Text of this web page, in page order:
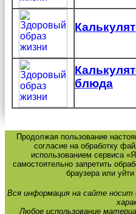
блюда
Продолжая пользование
согласие на обработку
использованием сервиса
самостоятельно запретить
браузера или
Вся информация на сайте носит
Любое использование